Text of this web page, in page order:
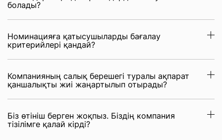
болады?
Номинацияға қатысушыларды бағалау
критерийлері қандай?
Компанияның салық берешегі туралы ақпарат
қаншалықты жиі жаңартылып отырады?
Біз өтініш берген жоқпыз. Біздің компания
тізілімге қалай кірді?